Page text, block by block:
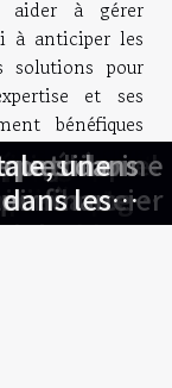
aider à gérer
à anticiper les
pour
et ses
bénéfiques
financière
pour
banque ?
peut
?
en
pour
pour
et
quel
à long
accélérer
un bilan
financier
patrimoine
dans
une
les